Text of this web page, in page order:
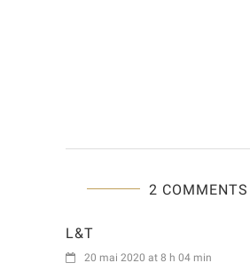
2 COMMENTS
L&T
20 mai 2020 at 8 h 04 min